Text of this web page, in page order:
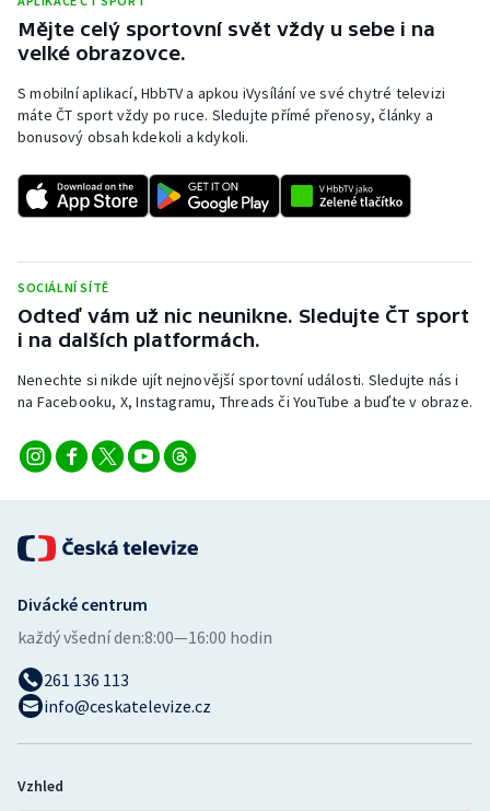
Ragby
Rychlobruslení
Rychlostní kanoistika
Short track
Stolní tenis
Triatlon
Veslování
Vodní slalom
Volejbal
Ostatní
Mějte celý sportovní svět vždy u sebe i na
velké obrazovce.
S mobilní aplikací, HbbTV a apkou iVysílání ve své chytré televizi
máte ČT sport vždy po ruce. Sledujte přímé přenosy, články a
bonusový obsah kdekoli a kdykoli.
SOCIÁLNÍ SÍTĚ
Odteď vám už nic neunikne. Sledujte ČT sport
i na dalších platformách.
Nenechte si nikde ujít nejnovější sportovní události. Sledujte nás i
na Facebooku, X, Instagramu, Threads či YouTube a buďte v obraze.
Divácké centrum
každý všední den:8:00—16:00 hodin
261 136 113
info@ceskatelevize.cz
Vzhled